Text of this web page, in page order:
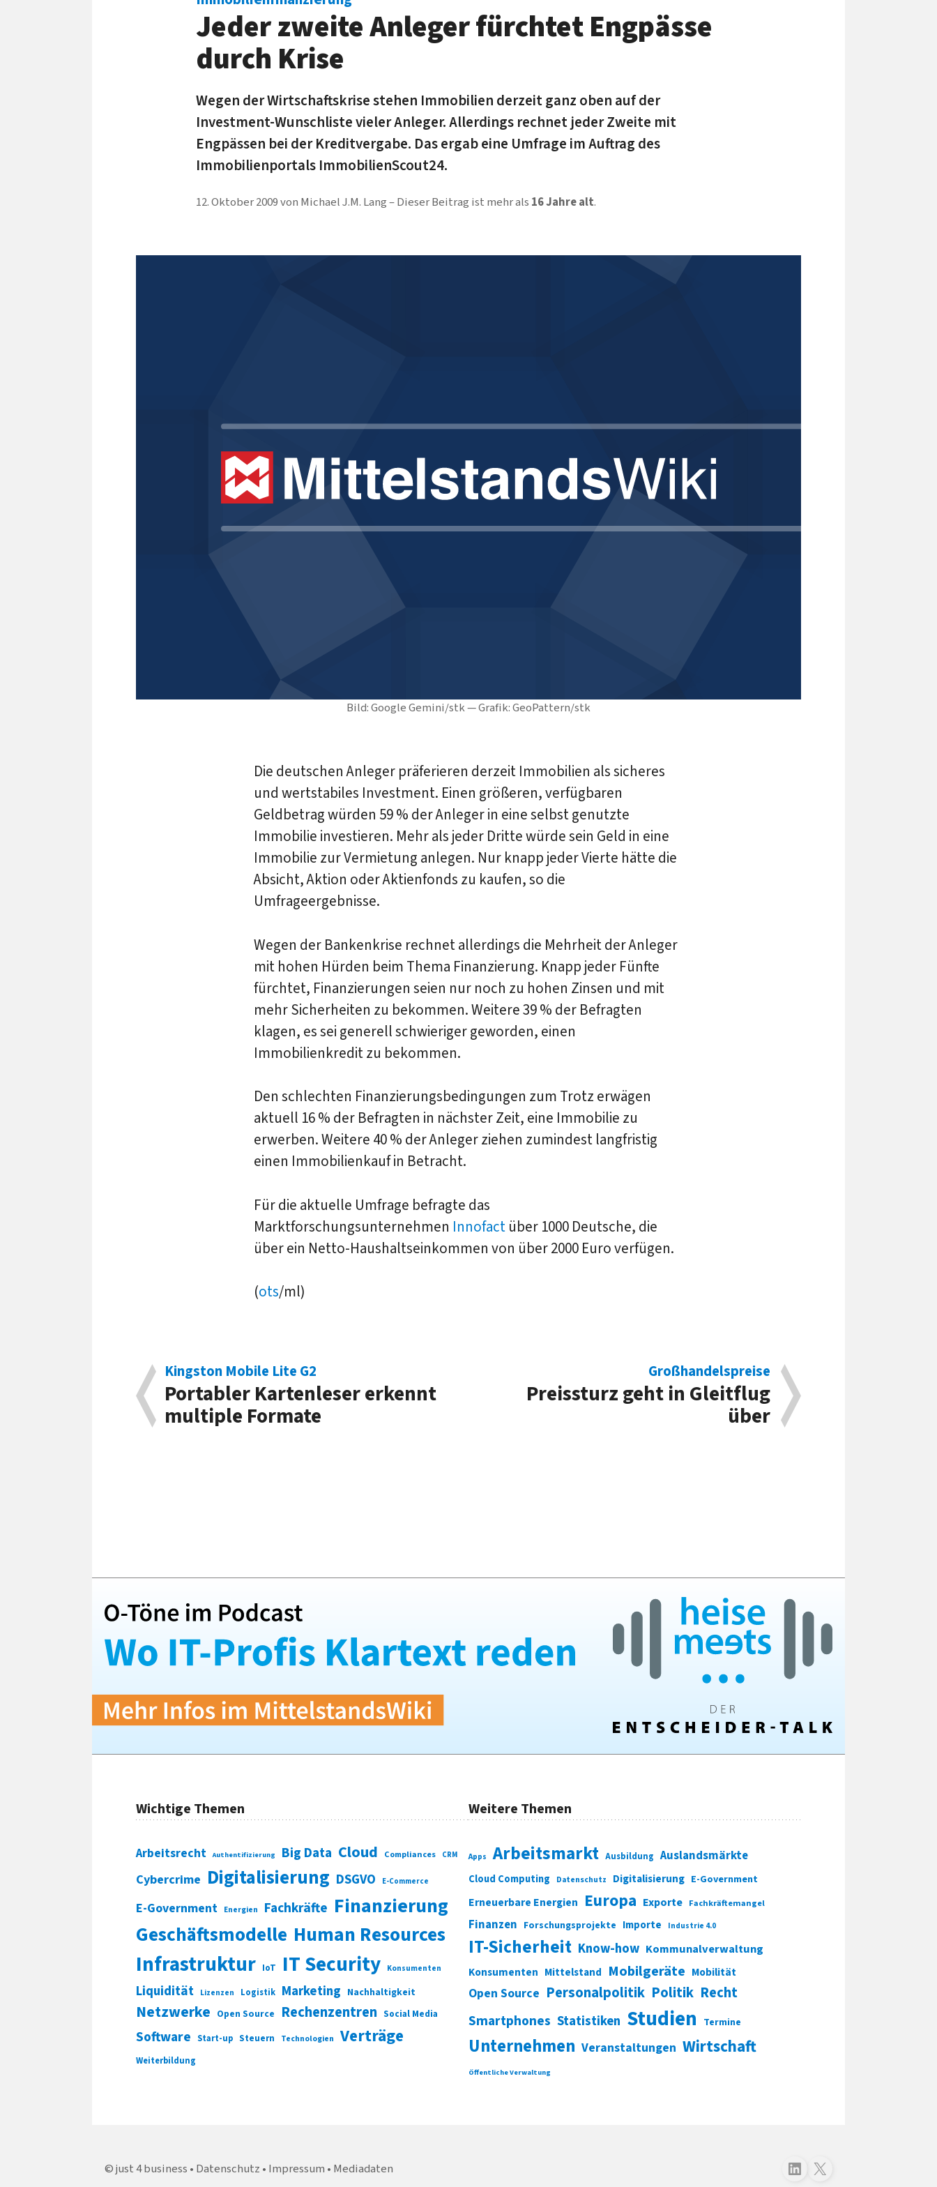
Bild: Google Gemini/stk — Grafik: GeoPattern/stk
Jeder zweite Anleger fürchtet Engpässe
durch Krise
Wegen der Wirtschaftskrise stehen Immobilien derzeit ganz oben auf der
Investment-Wunschliste vieler Anleger. Allerdings rechnet jeder Zweite mit
Engpässen bei der Kreditvergabe. Das ergab eine Umfrage im Auftrag des
Immobilienportals ImmobilienScout24.
12. Oktober 2009von Michael J.M. Lang Dieser Beitrag ist mehr als 16 Jahre alt.
Die deutschen Anleger präferieren derzeit Immobilien als sicheres
und wertstabiles Investment. Einen größeren, verfügbaren
Geldbetrag würden 59 % der Anleger in eine selbst genutzte
Immobilie investieren. Mehr als jeder Dritte würde sein Geld in eine
Immobilie zur Vermietung anlegen. Nur knapp jeder Vierte hätte die
Absicht, Aktion oder Aktienfonds zu kaufen, so die
Umfrageergebnisse.
Wegen der Bankenkrise rechnet allerdings die Mehrheit der Anleger
mit hohen Hürden beim Thema Finanzierung. Knapp jeder Fünfte
fürchtet, Finanzierungen seien nur noch zu hohen Zinsen und mit
mehr Sicherheiten zu bekommen. Weitere 39 % der Befragten
klagen, es sei generell schwieriger geworden, einen
Immobilienkredit zu bekommen.
Den schlechten Finanzierungsbedingungen zum Trotz erwägen
aktuell 16 % der Befragten in nächster Zeit, eine Immobilie zu
erwerben. Weitere 40 % der Anleger ziehen zumindest langfristig
einen Immobilienkauf in Betracht.
Für die aktuelle Umfrage befragte das
Marktforschungsunternehmen Innofact über 1000 Deutsche, die
über ein Netto-Haushaltseinkommen von über 2000 Euro verfügen.
(ots/ml)
Kingston Mobile Lite G2
Portabler Kartenleser erkennt
multiple Formate
Großhandelspreise
Preissturz geht in Gleitflug
über
Wichtige Themen
Arbeitsrecht Authentifizierung Big Data Cloud Compliances CRM
Cybercrime Digitalisierung DSGVO E-Commerce
E-Government Energien Fachkräfte Finanzierung
Geschäftsmodelle Human Resources
Infrastruktur IoT IT Security Konsumenten
Liquidität Lizenzen Logistik Marketing Nachhaltigkeit
Netzwerke Open Source Rechenzentren Social Media
Software Start-up Steuern Technologien Verträge
Weiterbildung
Weitere Themen
Apps Arbeitsmarkt Ausbildung Auslandsmärkte
Cloud Computing Datenschutz Digitalisierung E-Government
Erneuerbare Energien Europa Exporte Fachkräftemangel
Finanzen Forschungsprojekte Importe Industrie 4.0
IT-Sicherheit Know-how Kommunalverwaltung
Konsumenten Mittelstand Mobilgeräte Mobilität
Open Source Personalpolitik Politik Recht
Smartphones Statistiken Studien Termine
Unternehmen Veranstaltungen Wirtschaft
Öffentliche Verwaltung
Folgen Sie uns auf LinkedInFolgen Sie uns auf X (Twitter)
just 4 business Datenschutz Impressum Mediadaten